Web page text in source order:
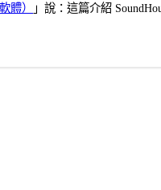
體） 」說：這篇介紹